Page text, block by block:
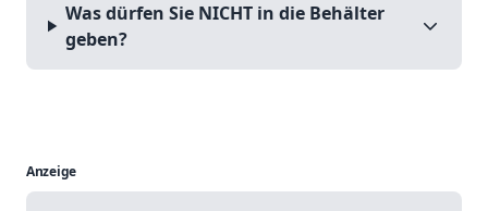
Was dürfen Sie NICHT in die Behälter
geben?
Anzeige